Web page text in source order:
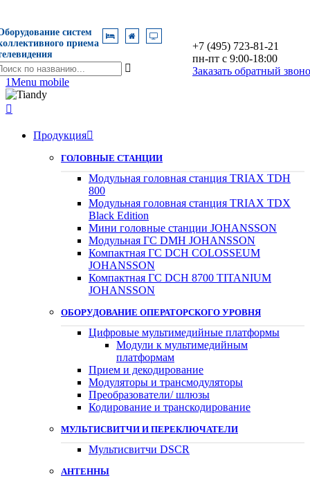
систем
приема
+7 (495) 723-81-21
пн-пт с 9:00-18:00
Заказать обратный

1Menu mobile

Продукция
ГОЛОВНЫЕ СТАНЦИИ
Модульная головная станция TRIAX TDH
800
Модульная головная станция TRIAX TDX
Black Edition
Мини головные станции JOHANSSON
Модульная ГС DMH JOHANSSON
Компактная ГС DCH COLOSSEUM
JOHANSSON
Компактная ГС DCH 8700 TITANIUM
JOHANSSON
ОБОРУДОВАНИЕ ОПЕРАТОРСКОГО УРОВНЯ
Цифровые мультимедийные платформы
Модули к мультимедийным
платформам
Прием и декодирование
Модуляторы и трансмодуляторы
Преобразователи/ шлюзы
Кодирование и транскодирование
МУЛЬТИСВИТЧИ И ПЕРЕКЛЮЧАТЕЛИ
Мультисвитчи DSCR
АНТЕННЫ